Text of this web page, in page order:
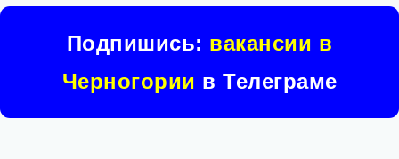
Подпишись: вакансии в
Черногории в Телеграме